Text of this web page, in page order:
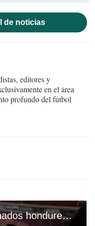
de noticias
editores y
en el área
profundo del fútbol
Así celebraron los aficionados hondureños en el Rommel Fernández